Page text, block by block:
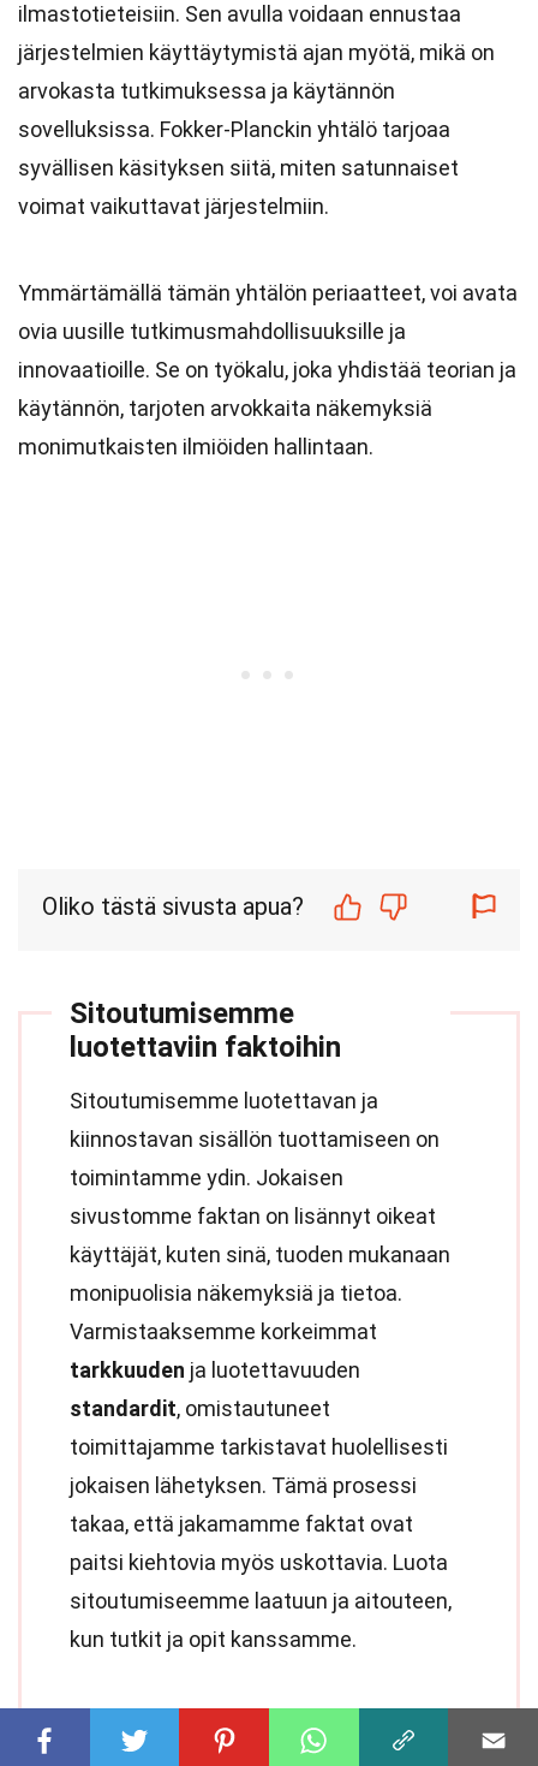
ilmastotieteisiin. Sen avulla voidaan ennustaa
järjestelmien käyttäytymistä ajan myötä, mikä on
arvokasta tutkimuksessa ja käytännön
sovelluksissa. Fokker-Planckin yhtälö tarjoaa
syvällisen käsityksen siitä, miten satunnaiset
voimat vaikuttavat järjestelmiin.
Ymmärtämällä tämän yhtälön periaatteet, voi avata
ovia uusille tutkimusmahdollisuuksille ja
innovaatioille. Se on työkalu, joka yhdistää teorian ja
käytännön, tarjoten arvokkaita näkemyksiä
monimutkaisten ilmiöiden hallintaan.
Oliko tästä sivusta apua?
Sitoutumisemme
luotettaviin faktoihin
Sitoutumisemme luotettavan ja
kiinnostavan sisällön tuottamiseen on
toimintamme ydin. Jokaisen
sivustomme faktan on lisännyt oikeat
käyttäjät, kuten sinä, tuoden mukanaan
monipuolisia näkemyksiä ja tietoa.
Varmistaaksemme korkeimmat
tarkkuuden ja luotettavuuden
standardit, omistautuneet
toimittajamme tarkistavat huolellisesti
jokaisen lähetyksen. Tämä prosessi
takaa, että jakamamme faktat ovat
paitsi kiehtovia myös uskottavia. Luota
sitoutumiseemme laatuun ja aitouteen,
kun tutkit ja opit kanssamme.